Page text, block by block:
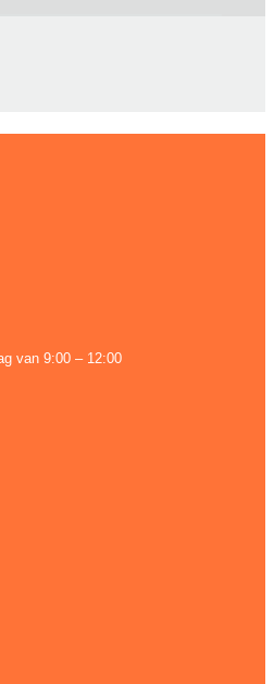
van 9:00 – 12:00